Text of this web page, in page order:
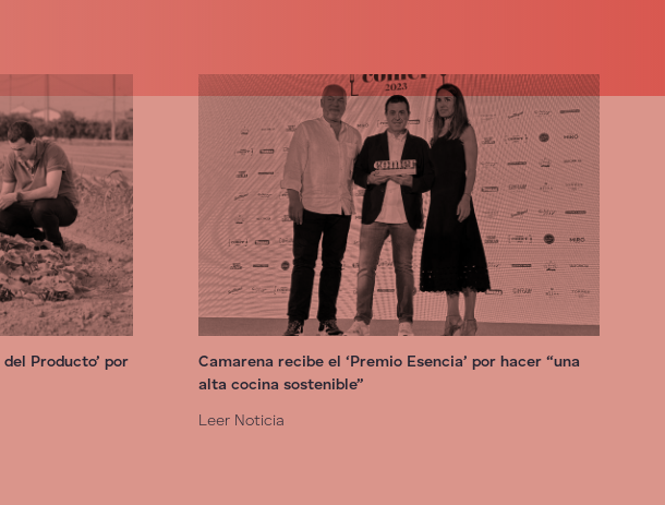
Producto’ por
Camarena recibe el ‘Premio Esencia’ por hacer “una
alta cocina sostenible”
Leer Noticia